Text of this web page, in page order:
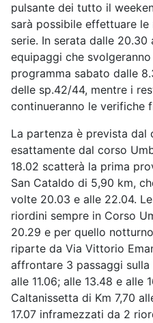
pulsante dei tutto il
sarà possibile effettuare
serie. In serata dalle
equipaggi che
programma sabato dalle
delle sp.42/44, mentre i
continueranno le verifiche
La partenza è prevista dal
esattamente dal corso
18.02 scatterà la prima
San Cataldo di 5,90 km,
volte 20.03 e alle 22.04.
riordini sempre in Corso
20.29 e per quello
riparte da Via Vittorio
affrontare 3 passaggi sulla
alle 11.06; alle 13.48 e alle
Caltanissetta di Km 7,70
17.07 inframezzati da 2